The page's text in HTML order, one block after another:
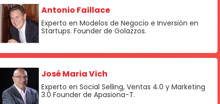
Antonio Faillace
Experto en Modelos de Negocio e Inversión en
Startups. Founder de Golazzos.
José Maria Vich
Experto en Social Selling, Ventas 4.0 y Marketing
3.0 Founder de Apasiona-T.